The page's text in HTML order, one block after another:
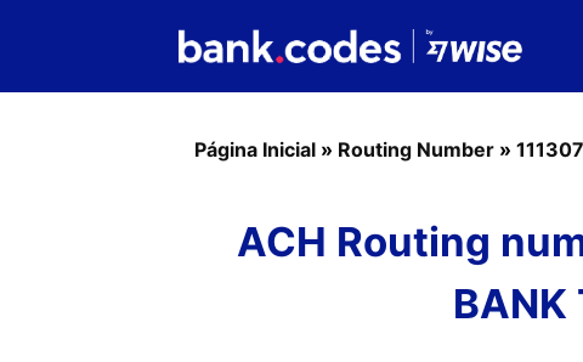
Página Inicial » Routing Number »
ACH Routing
BANK